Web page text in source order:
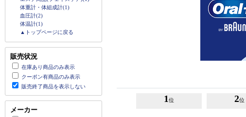
体重計・体組成計(1)
血圧計(2)
体温計(1)
▲トップページに戻る
販売状況
在庫あり商品のみ表示
クーポン有商品のみ表示
販売終了商品を表示しない
メーカー
1 位 2位